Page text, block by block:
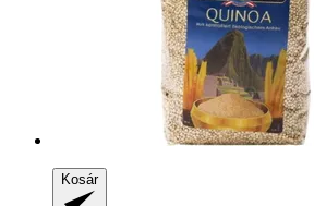
Kosár